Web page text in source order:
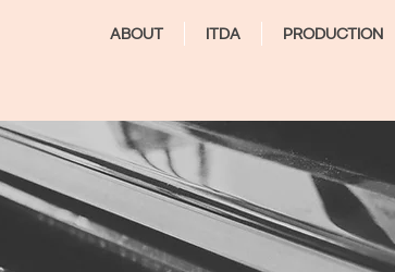
ABOUT ITDA PRODUCTION